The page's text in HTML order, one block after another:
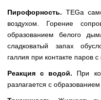
Пирофорность. TEGa
воздухом. Горение
образованием белого
сладковатый запах
галлия при контакте паров с
Реакция с водой. При
разлагается с